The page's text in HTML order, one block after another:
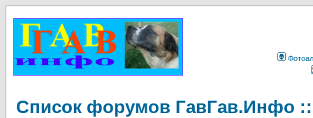
Список форумов ГавГав.Инфо